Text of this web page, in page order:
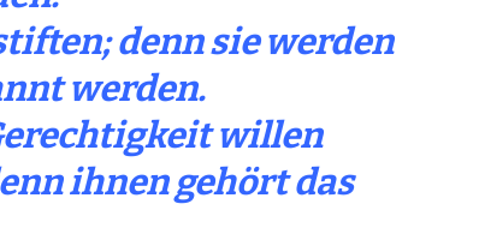
denn sie werden
werden.
willen
ihnen gehört das